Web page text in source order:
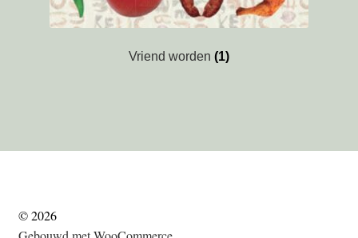
Vriend worden (1)
© 2026